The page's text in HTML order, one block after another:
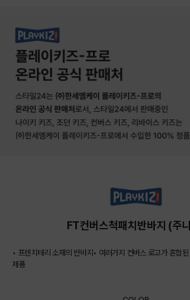
FT컨버스척패치반바지 (주
• 프렌치테리 소재의 반바지• 여러가지 컨버스 로고가 혼합
제품